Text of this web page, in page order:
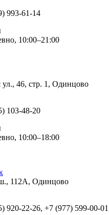
993-61-14
10:00–21:00
46, стр. 1, Одинцово
103-48-20
10:00–18:00
112А, Одинцово
920-22-26, +7 (977) 599-00-01